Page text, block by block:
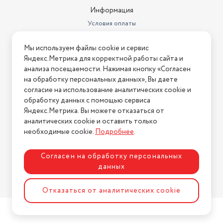
Информация
Условия оплаты
Условия возврата
Нашли ошибку на сайте? Напишите нам
2026 © Интернет-магазин "АстМаркет". У нас есть всё!
Политика конфиденциальности
Разработка сайтаASTDESIGN
Мы используем файлы cookie и сервис
Яндекс.Метрика для корректной работы сайта и
анализа посещаемости. Нажимая кнопку «Согласен
на обработку персональных данных», Вы даете
согласие на использование аналитических cookie и
обработку данных с помощью сервиса
Яндекс.Метрика. Вы можете отказаться от
аналитических cookie и оставить только
необходимые cookie.Подробнее.
Согласен на обработку персональных
данных
Отказаться от аналитических cookie